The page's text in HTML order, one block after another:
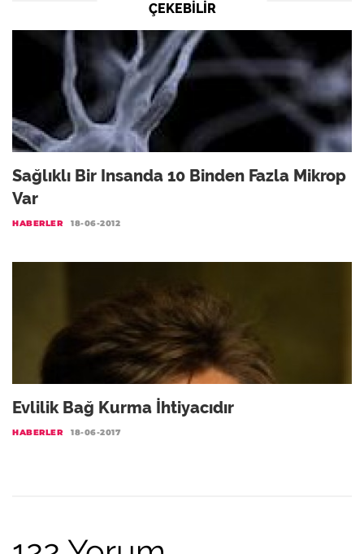
ÇEKEBILIR
Sağlıklı Bir Insanda 10 Binden Fazla Mikrop
Var
HABERLER 18-06-2012
Evlilik Bağ Kurma İhtiyacıdır
HABERLER 18-06-2017